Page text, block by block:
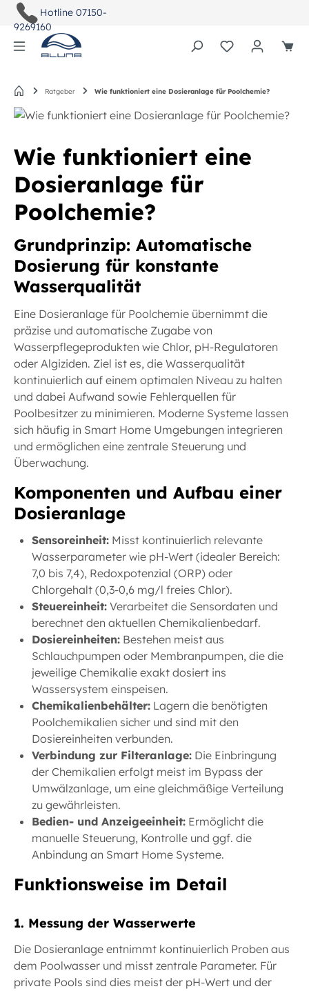
Hotline 07150-
9269160
Du hast 0
StartseiteRatgeber Wie funktioniert eine Dosieranlage für Poolchemie?
Wie funktioniert eine
Dosieranlage für
Poolchemie?
Grundprinzip: Automatische
Dosierung für konstante
Wasserqualität
Eine Dosieranlage für Poolchemie übernimmt die
präzise und automatische Zugabe von
Wasserpflegeprodukten wie Chlor, pH-Regulatoren
oder Algiziden. Ziel ist es, die Wasserqualität
kontinuierlich auf einem optimalen Niveau zu halten
und dabei Aufwand sowie Fehlerquellen für
Poolbesitzer zu minimieren. Moderne Systeme lassen
sich häufig in Smart Home Umgebungen integrieren
und ermöglichen eine zentrale Steuerung und
Überwachung.
Komponenten und Aufbau einer
Dosieranlage
Sensoreinheit:Misst kontinuierlich relevante
Wasserparameter wie pH-Wert (idealer Bereich:
7,0 bis 7,4), Redoxpotenzial (ORP) oder
Chlorgehalt (0,3-0,6 mg/l freies Chlor).
Steuereinheit:Verarbeitet die Sensordaten und
berechnet den aktuellen Chemikalienbedarf.
Dosiereinheiten:Bestehen meist aus
Schlauchpumpen oder Membranpumpen, die die
jeweilige Chemikalie exakt dosiert ins
Wassersystem einspeisen.
Chemikalienbehälter:Lagern die benötigten
Poolchemikalien sicher und sind mit den
Dosiereinheiten verbunden.
Verbindung zur Filteranlage:Die Einbringung
der Chemikalien erfolgt meist im Bypass der
Umwälzanlage, um eine gleichmäßige Verteilung
zu gewährleisten.
Bedien- und Anzeigeeinheit:Ermöglicht die
manuelle Steuerung, Kontrolle und ggf. die
Anbindung an Smart Home Systeme.
Funktionsweise im Detail
1. Messung der Wasserwerte
Die Dosieranlage entnimmt kontinuierlich Proben aus
dem Poolwasser und misst zentrale Parameter. Für
private Pools sind dies meist der pH-Wert und der